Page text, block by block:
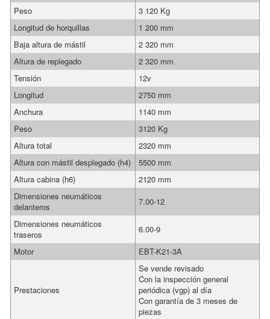
Peso
3 120 Kg
Longitud de horquillas
1 200 mm
Baja altura de mástil
2 320 mm
Altura de replegado
2 320 mm
Tensión
12v
Longitud
2750 mm
Anchura
1140 mm
Peso
3120 Kg
Altura total
2320 mm
Altura con mástil desplegado (h4)
5500 mm
Altura cabina (h6)
2120 mm
Dimensiones neumáticos
delanteros
7.00-12
Dimensiones neumáticos
traseros
6.00-9
Motor
EBT-K21-3A
Prestaciones
Se vende revisado
Con la inspección general
periódica (vgp) al día
Con garantía de 3 meses de
piezas